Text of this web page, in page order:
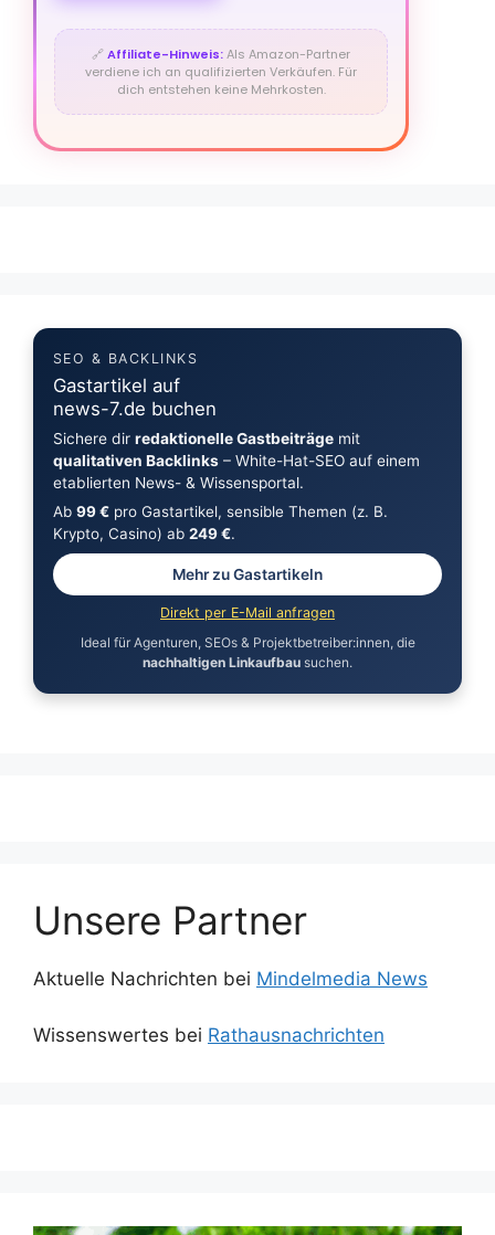
🔗Affiliate-Hinweis:Als Amazon-Partner
verdiene ich an qualifizierten Verkäufen. Für
dich entstehen keine Mehrkosten.
SEO & BACKLINKS
Gastartikel auf
news-7.de buchen
Sichere dir redaktionelle Gastbeiträgemit
qualitativen Backlinks– White-Hat-SEO auf einem
etablierten News- & Wissensportal.
Ab 99 €pro Gastartikel, sensible Themen (z. B.
Krypto, Casino) ab 249 €.
Mehr zu Gastartikeln
Direkt per E-Mail anfragen
Ideal für Agenturen, SEOs & Projektbetreiber:innen, die
nachhaltigen Linkaufbau suchen.
Unsere Partner
Aktuelle Nachrichten bei Mindelmedia News
Wissenswertes bei Rathausnachrichten